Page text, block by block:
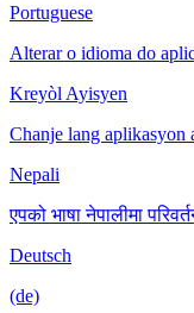
Portuguese
Alterar o idioma do
Kreyòl Ayisyen
Chanje lang aplikasyon
Nepali
एपको भाषा नेपालीमा
Deutsch
(de)